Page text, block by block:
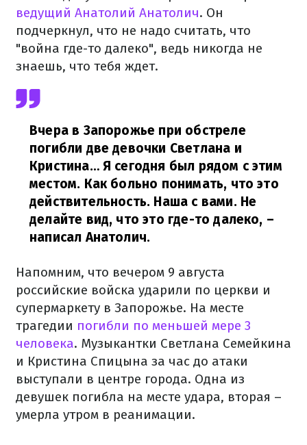
ведущий Анатолий Анатолич. Он
подчеркнул, что не надо считать, что
"война где-то далеко", ведь никогда не
знаешь, что тебя ждет.
Вчера в Запорожье при обстреле
погибли две девочки Светлана и
Кристина… Я сегодня был рядом с этим
местом. Как больно понимать, что это
действительность. Наша с вами. Не
делайте вид, что это где-то далеко, –
написал Анатолич.
Напомним, что вечером 9 августа
российские войска ударили по церкви и
супермаркету в Запорожье. На месте
трагедии погибли по меньшей мере 3
человека. Музыкантки Светлана Семейкина
и Кристина Спицына за час до атаки
выступали в центре города. Одна из
девушек погибла на месте удара, вторая –
умерла утром в реанимации.